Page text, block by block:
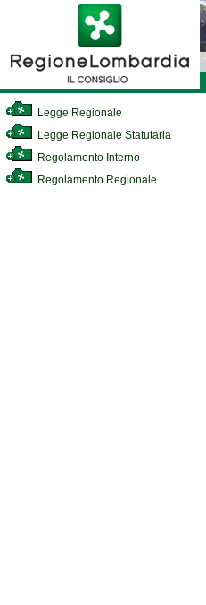
Legge Regionale
Legge Regionale Statutaria
Regolamento Interno
Regolamento Regionale